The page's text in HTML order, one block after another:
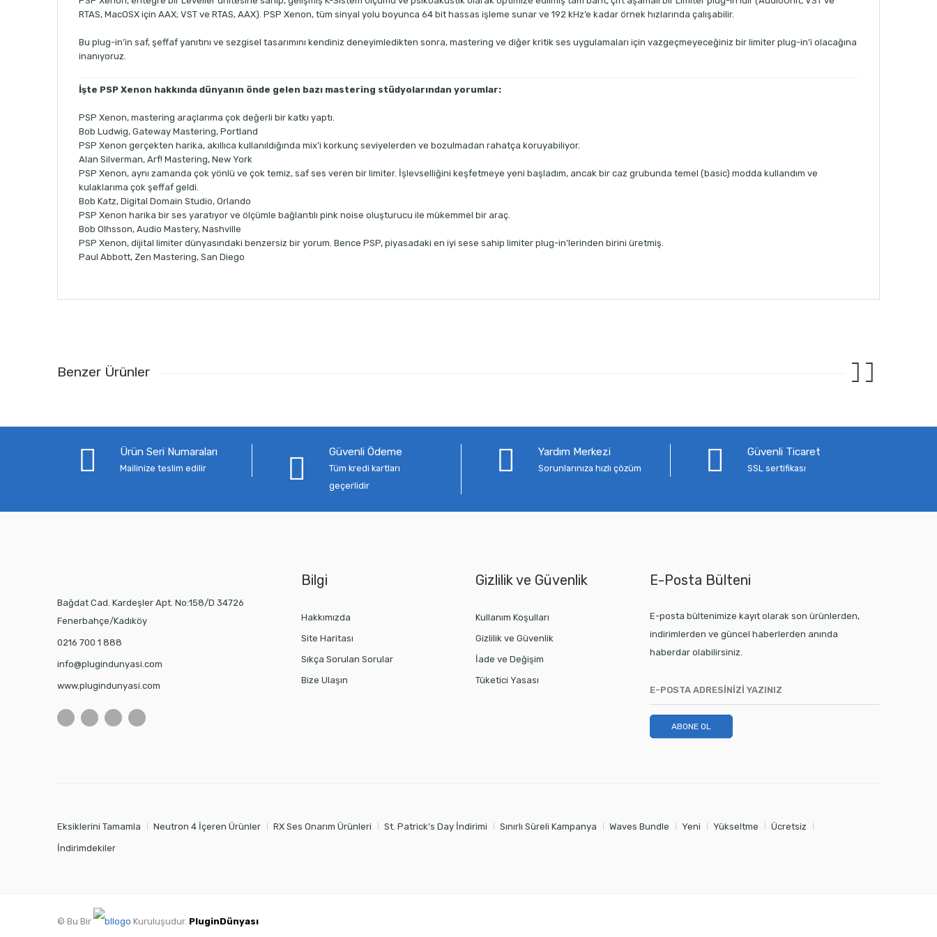
RTAS, MacOSX için AAX; VST ve RTAS, AAX). PSP Xenon, tüm sinyal yolu boyunca 64 bit hassas işleme sunar ve 192 kHz’e kadar örnek hızlarında çalışabilir.
Bu plug-in’in saf, şeffaf yanıtını ve sezgisel tasarımını kendiniz deneyimledikten sonra, mastering ve diğer kritik ses uygulamaları için vazgeçmeyeceğiniz bir limiter plug-in’i olacağına
inanıyoruz.
İşte PSP Xenon hakkında dünyanın önde gelen bazı mastering stüdyolarından yorumlar:
PSP Xenon, mastering araçlarıma çok değerli bir katkı yaptı.
Bob Ludwig, Gateway Mastering, Portland
PSP Xenon gerçekten harika, akıllıca kullanıldığında mix’i korkunç seviyelerden ve bozulmadan rahatça koruyabiliyor.
Alan Silverman, Arf! Mastering, New York
PSP Xenon, aynı zamanda çok yönlü ve çok temiz, saf ses veren bir limiter. İşlevselliğini keşfetmeye yeni başladım, ancak bir caz grubunda temel (basic) modda kullandım ve
kulaklarıma çok şeffaf geldi.
Bob Katz, Digital Domain Studio, Orlando
PSP Xenon harika bir ses yaratıyor ve ölçümle bağlantılı pink noise oluşturucu ile mükemmel bir araç.
Bob Olhsson, Audio Mastery, Nashville
PSP Xenon, dijital limiter dünyasındaki benzersiz bir yorum. Bence PSP, piyasadaki en iyi sese sahip limiter plug-in’lerinden birini üretmiş.
Paul Abbott, Zen Mastering, San Diego
Benzer Ürünler
Ürün Seri Numaraları
Mailinize teslim edilir
Güvenli Ödeme
Tüm kredi kartları
geçerlidir
Yardım Merkezi
Sorunlarınıza hızlı çözüm
Güvenli Ticaret
SSL sertifikası
Bağdat Cad. Kardeşler Apt. No:158/D 34726
Fenerbahçe/Kadıköy
0216 700 1 888
info@plugindunyasi.com
www.plugindunyasi.com
Bilgi
Hakkımızda
Site Haritası
Sıkça Sorulan Sorular
Bize Ulaşın
Gizlilik ve Güvenlik
Kullanım Koşulları
Gizlilik ve Güvenlik
İade ve Değişim
Tüketici Yasası
E-Posta Bülteni
E-posta bültenimize kayıt olarak son ürünlerden,
indirimlerden ve güncel haberlerden anında
haberdar olabilirsiniz.
ABONE OL
Eksiklerini Tamamla Neutron 4 İçeren Ürünler RX Ses Onarım Ürünleri St. Patrick's Day İndirimi Sınırlı Süreli Kampanya Waves Bundle Yeni Yükseltme Ücretsiz
İndirimdekiler
© Bu Bir Kuruluşudur. PluginDünyası